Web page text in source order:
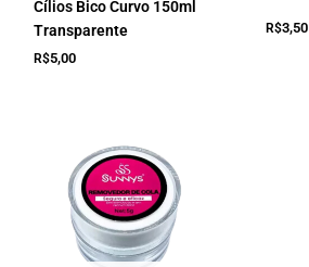
Cílios Bico Curvo 150ml
Transparente
R$5,00
R$3,50